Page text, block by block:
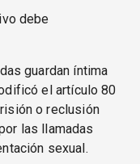
debe
guardan íntima
el artículo 80
o reclusión
las llamadas
sexual.